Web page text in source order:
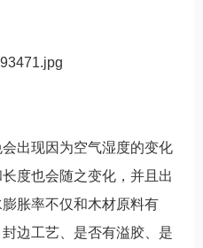
出现因为空气湿度的变化
度也会随之变化，并且出
胀率不仅和木材原料有
边工艺、是否有溢胶、是